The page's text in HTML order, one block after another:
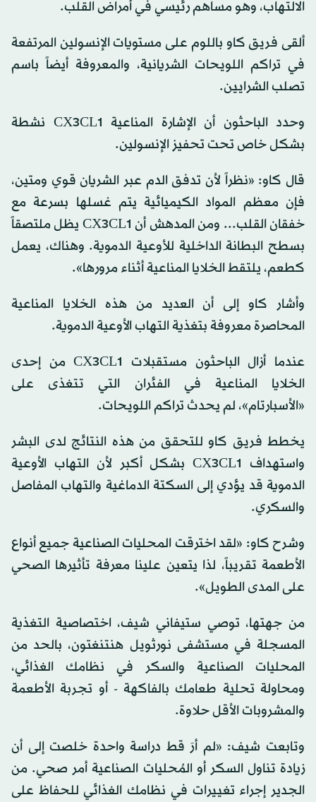
الالتهاب، وهو مساهم رئيسي في أمراض القلب.
ألقى فريق كاو باللوم على مستويات الإنسولين المرتفعة
في تراكم اللويحات الشريانية، والمعروفة أيضاً باسم
تصلب الشرايين.
وحدد الباحثون أن الإشارة المناعية CX3CL1 نشطة
بشكل خاص تحت تحفيز الإنسولين.
قال كاو: «نظراً لأن تدفق الدم عبر الشريان قوي ومتين،
فإن معظم المواد الكيميائية يتم غسلها بسرعة مع
خفقان القلب... ومن المدهش أن CX3CL1 يظل ملتصقاً
بسطح البطانة الداخلية للأوعية الدموية. وهناك، يعمل
كطعم، يلتقط الخلايا المناعية أثناء مرورها».
وأشار كاو إلى أن العديد من هذه الخلايا المناعية
المحاصرة معروفة بتغذية التهاب الأوعية الدموية.
عندما أزال الباحثون مستقبلات CX3CL1 من إحدى
الخلايا المناعية في الفئران التي تتغذى على
«الأسبارتام»، لم يحدث تراكم اللويحات.
يخطط فريق كاو للتحقق من هذه النتائج لدى البشر
واستهداف CX3CL1 بشكل أكبر لأن التهاب الأوعية
الدموية قد يؤدي إلى السكتة الدماغية والتهاب المفاصل
والسكري.
وشرح كاو: «لقد اخترقت المحليات الصناعية جميع أنواع
الأطعمة تقريباً، لذا يتعين علينا معرفة تأثيرها الصحي
على المدى الطويل».
من جهتها، توصي ستيفاني شيف، اختصاصية التغذية
المسجلة في مستشفى نورثويل هنتنغتون، بالحد من
المحليات الصناعية والسكر في نظامك الغذائي،
ومحاولة تحلية طعامك بالفاكهة - أو تجربة الأطعمة
والمشروبات الأقل حلاوة.
وتابعت شيف: «لم أرَ قط دراسة واحدة خلصت إلى أن
زيادة تناول السكر أو المُحليات الصناعية أمر صحي. من
الجدير إجراء تغييرات في نظامك الغذائي للحفاظ على